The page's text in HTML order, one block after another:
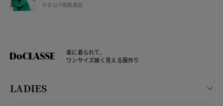
カタログ掲載商品
楽に着られて、
ワンサイズ細く見える服作り
LADIES